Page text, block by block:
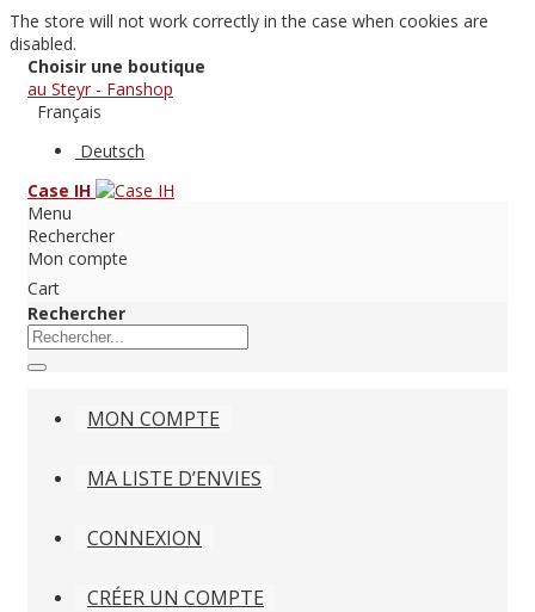
The store will not work correctly in the case when cookies are
disabled.
Choisir une boutique
au Steyr - Fanshop
Français
Deutsch
Case IH
Menu
Rechercher
Mon compte
Cart
Rechercher
MON COMPTE
MA LISTE D’ENVIES
CONNEXION
CRÉER UN COMPTE